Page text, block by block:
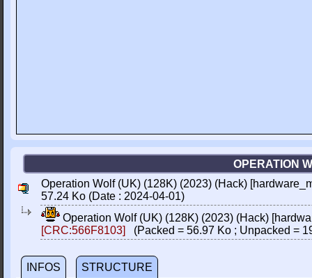
OPERATION
Operation Wolf (UK) (128K) (2023) (Hack)
57.24 Ko (Date : 2024-04-01)
Operation Wolf (UK) (128K) (2023) (Hack)
[CRC:566F8103]
(Packed = 56.97 Ko ; Unpacked =
INFOS
STRUCTURE